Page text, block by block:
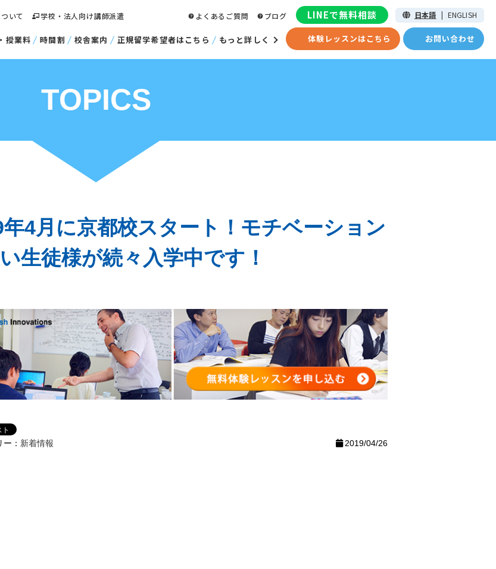
授業料 時間割 校舎案内 正規留学希望者はこちら もっと詳しく 体験レッスンはこちら お問い合わせ
いて 学校・法人向け講師派遣 よくあるご質問 ブログ LINEで無料相談 日本語 | ENGLISH
TOPICS
4月に京都校スタート！モチベーション
生徒様が続々入学中です！
： 新着情報 2019/04/26